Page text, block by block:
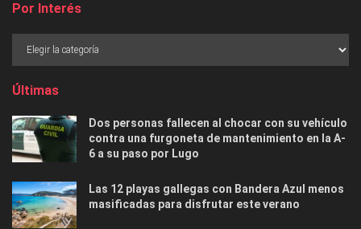
Por Interés
Últimas
Dos personas fallecen al chocar con su vehículo
contra una furgoneta de mantenimiento en la A-
6 a su paso por Lugo
Las 12 playas gallegas con Bandera Azul menos
masificadas para disfrutar este verano